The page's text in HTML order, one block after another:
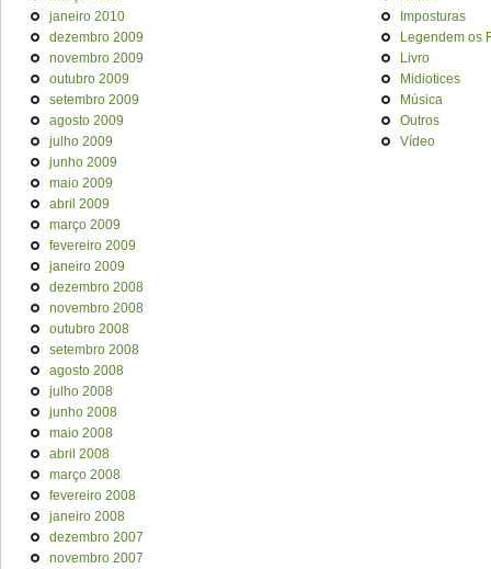
janeiro 2010
dezembro 2009
novembro 2009
outubro 2009
setembro 2009
agosto 2009
julho 2009
junho 2009
maio 2009
abril 2009
março 2009
fevereiro 2009
janeiro 2009
dezembro 2008
novembro 2008
outubro 2008
setembro 2008
agosto 2008
julho 2008
junho 2008
maio 2008
abril 2008
março 2008
fevereiro 2008
janeiro 2008
dezembro 2007
novembro 2007
Imposturas
Legendem os
Livro
Midiotices
Música
Outros
Vídeo